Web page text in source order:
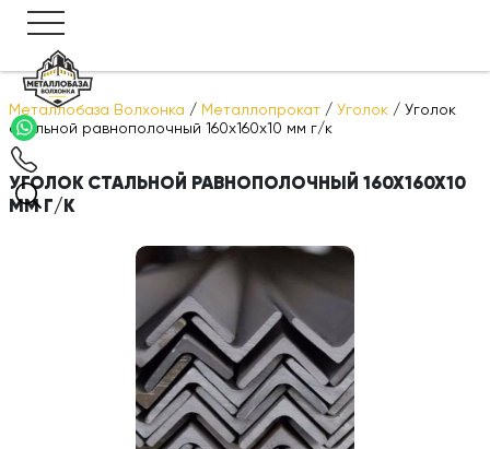
Металлобаза Волхонка / Металлопрокат / Уголок / Уголок
стальной равнополочный 160х160х10 мм г/к
УГОЛОК СТАЛЬНОЙ РАВНОПОЛОЧНЫЙ 160Х160Х10
ММ Г/К